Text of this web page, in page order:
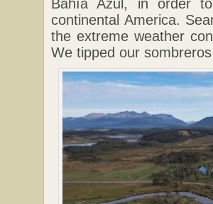
Bahía Azul, in order
continental America.
the extreme weather
We tipped our